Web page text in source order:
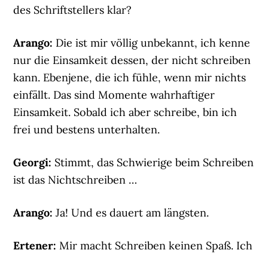
des Schriftstellers klar?
Arango: Die ist mir völlig unbekannt, ich kenne
nur die Einsamkeit dessen, der nicht schreiben
kann. Ebenjene, die ich fühle, wenn mir nichts
einfällt. Das sind Momente wahrhaftiger
Einsamkeit. Sobald ich aber schreibe, bin ich
frei und bestens unterhalten.
Georgi: Stimmt, das Schwierige beim Schreiben
ist das Nichtschreiben …
Arango: Ja! Und es dauert am längsten.
Ertener: Mir macht Schreiben keinen Spaß. Ich